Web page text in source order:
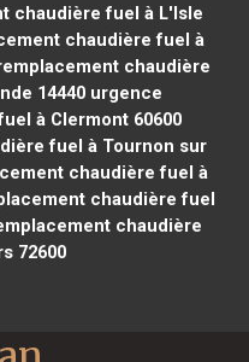
chaudière fuel à L'Isle
chaudière fuel à
chaudière
14440 urgence
à Clermont 60600
fuel à Tournon sur
chaudière fuel à
chaudière fuel
chaudière
72600